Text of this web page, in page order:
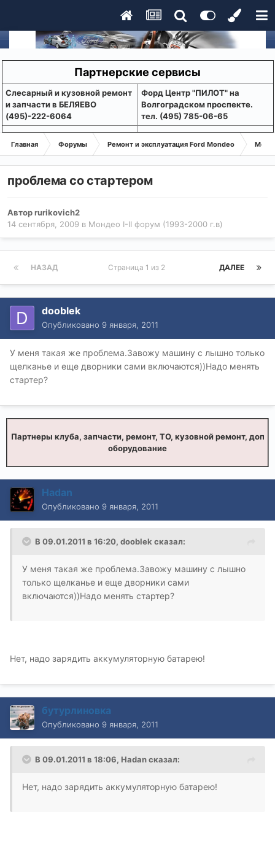
Партнерские сервисы
Слесарный и кузовной ремонт
и запчасти в БЕЛЯЕВО
(495)-222-6064
Форд Центр "ПИЛОТ" на
Волгоградском проспекте.
тел. (495) 785-06-65
Главная Форумы Ремонт и эксплуатация Ford Mondeo
проблема со стартером
Авторrurikovich2
14 сентября, 2009 в Мондео I-II форум (1993-2000 г.в)
НАЗАД ДАЛЕЕ
Страница 1 из 2
dooblek
Опубликовано 9 января, 2011
У меня такая же проблема.Завожу машину с лышно только
щелканье и еще дворники сами включаются))Надо менять
стартер?
Партнеры клуба, запчасти, ремонт, ТО, кузовной ремонт, доп
оборудование
Hadan
Опубликовано 9 января, 2011
В 09.01.2011 в 16:20, dooblek сказал:
У меня такая же проблема.Завожу машину с лышно
только щелканье и еще дворники сами
включаются))Надо менять стартер?
Нет, надо зарядить аккумуляторную батарею!
бутурлиновка
Опубликовано 9 января, 2011
В 09.01.2011 в 18:06, Hadan сказал:
Нет, надо зарядить аккумуляторную батарею!